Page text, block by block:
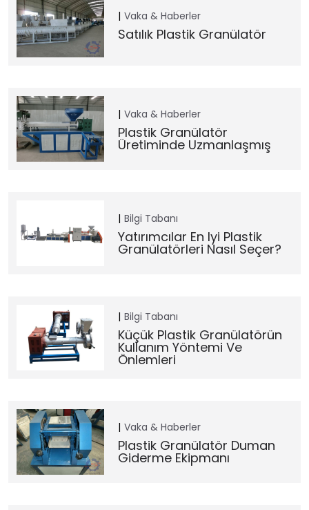
Vaka & Haberler
Satılık Plastik Granülatör
Vaka & Haberler
Plastik Granülatör
Üretiminde Uzmanlaşmış
Bilgi Tabanı
Yatırımcılar En Iyi Plastik
Granülatörleri Nasıl Seçer?
Bilgi Tabanı
Küçük Plastik Granülatörün
Kullanım Yöntemi Ve
Önlemleri
Vaka & Haberler
Plastik Granülatör Duman
Giderme Ekipmanı